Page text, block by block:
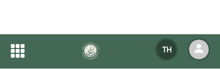
TH
ปฏิทินกิจกรรมของหน่วยงาน
ปฏิทินกิจกรรมของหน่วยงาน